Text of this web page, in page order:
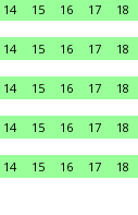
14 15 16 17 18
14 15 16 17 18
14 15 16 17 18
14 15 16 17 18
14 15 16 17 18